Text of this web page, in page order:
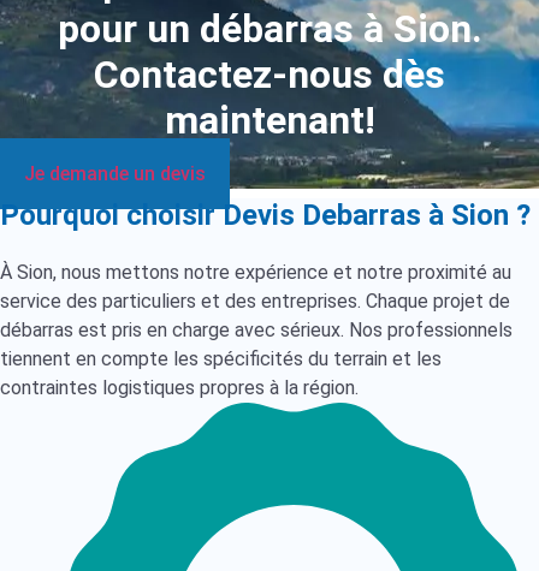
pour un débarras à Sion.
Contactez-nous dès
maintenant!
Je demande un devis
Pourquoi choisir Devis Debarras à Sion ?
À Sion, nous mettons notre expérience et notre proximité au
service des particuliers et des entreprises. Chaque projet de
débarras est pris en charge avec sérieux. Nos professionnels
tiennent en compte les spécificités du terrain et les
contraintes logistiques propres à la région.